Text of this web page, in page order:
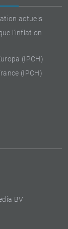
BV
actuels
l'inflation
(IPCH)
(IPCH)